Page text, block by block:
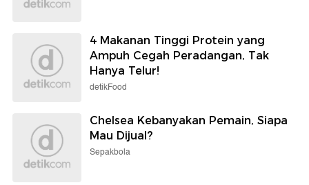
4 Makanan Tinggi Protein yang
Ampuh Cegah Peradangan, Tak
Hanya Telur!
detikFood
Chelsea Kebanyakan Pemain, Siapa
Mau Dijual?
Sepakbola